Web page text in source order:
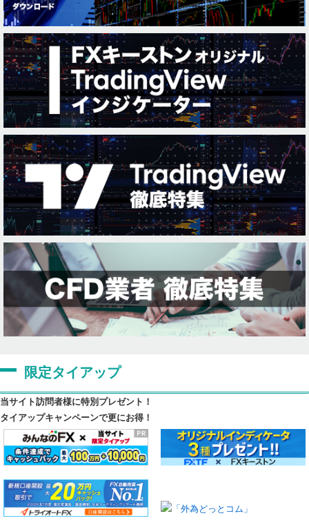
限定タイアップ
当サイト訪問者様に特別プレゼント！
タイアップキャンペーンで更にお得！